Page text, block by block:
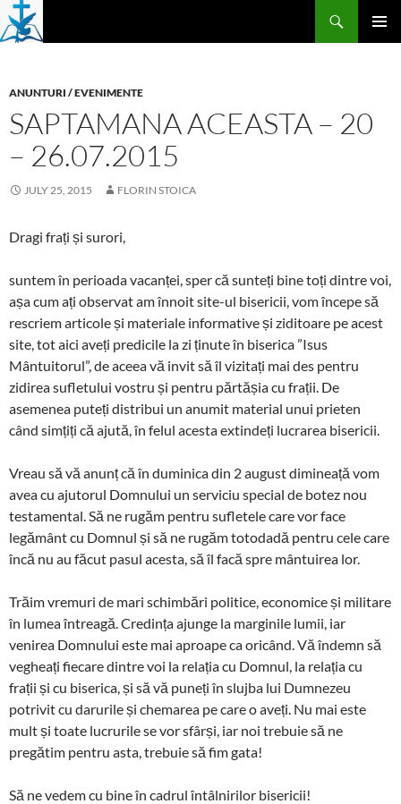
Skip
to
Search
ANUNTURI / EVENIMENTE
SAPTAMANA ACEASTA – 20
– 26.07.2015
JULY 25, 2015 FLORIN STOICA
Dragi frați și surori,
suntem în perioada vacanței, sper că sunteți bine toți dintre voi,
așa cum ați observat am înnoit site-ul bisericii, vom începe să
rescriem articole și materiale informative și ziditoare pe acest
site, tot aici aveți predicile la zi ținute în biserica ”Isus
Mântuitorul”, de aceea vă invit să îl vizitați mai des pentru
zidirea sufletului vostru și pentru părtășia cu frații. De
asemenea puteți distribui un anumit material unui prieten
când simțiți că ajută, în felul acesta extindeți lucrarea bisericii.
Vreau să vă anunț că în duminica din 2 august dimineață vom
avea cu ajutorul Domnului un serviciu special de botez nou
testamental. Să ne rugăm pentru sufletele care vor face
legământ cu Domnul și să ne rugăm totodadă pentru cele care
încă nu au făcut pasul acesta, să îl facă spre mântuirea lor.
Trăim vremuri de mari schimbări politice, economice și militare
în lumea întreagă. Credința ajunge la marginile lumii, iar
venirea Domnului este mai aproape ca oricând. Vă îndemn să
vegheați fiecare dintre voi la relația cu Domnul, la relația cu
frații și cu biserica, și să vă puneți în slujba lui Dumnezeu
potrivit cu darurile și chemarea pe care o aveți. Nu mai este
mult și toate lucrurile se vor sfârși, iar noi trebuie să ne
pregătim pentru asta, trebuie să fim gata!
Să ne vedem cu bine în cadrul întâlnirilor bisericii!